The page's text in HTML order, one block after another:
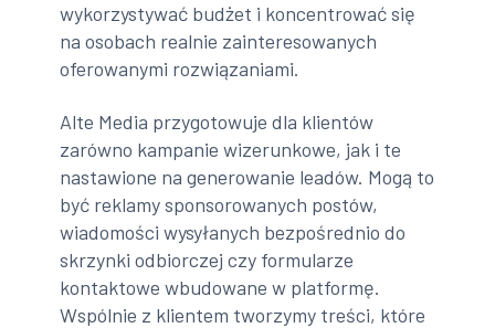
wykorzystywać budżet i koncentrować się
na osobach realnie zainteresowanych
oferowanymi rozwiązaniami.
Alte Media przygotowuje dla klientów
zarówno kampanie wizerunkowe, jak i te
nastawione na generowanie leadów. Mogą to
być reklamy sponsorowanych postów,
wiadomości wysyłanych bezpośrednio do
skrzynki odbiorczej czy formularze
kontaktowe wbudowane w platformę.
Wspólnie z klientem tworzymy treści, które